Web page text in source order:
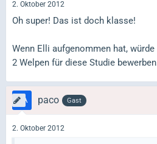
2. Oktober 2012
Oh super! Das ist doch klasse!
Wenn Elli aufgenommen hat,
2 Welpen für diese Studie
paco Gast
2. Oktober 2012